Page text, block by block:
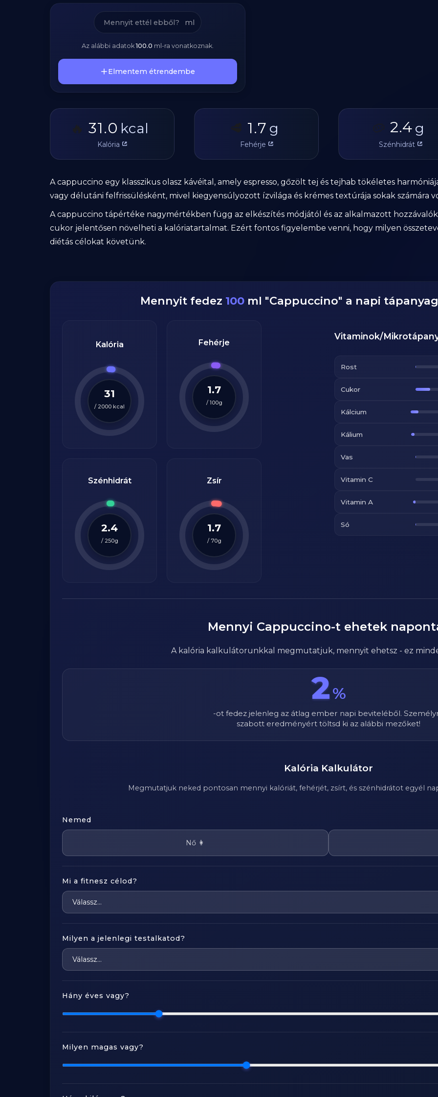
ml
Az alábbi adatok100.0 ml -ra vonatkoznak.
Elmentem étrendembe
🔥 31.0 kcal
Kalória
🥩 1.7 g
Fehérje
🥔 2.4 g
Szénhidrát
A cappuccino egy klasszikus olasz kávéital, amely espresso, gőzölt tej és tejhab tökéletes
vagy délutáni felfrissülésként, mivel kiegyensúlyozott ízvilága és krémes textúrája sokak számára
A cappuccino tápértéke nagymértékben függ az elkészítés módjától és az alkalmazott
cukor jelentősen növelheti a kalóriatartalmat. Ezért fontos figyelembe venni, hogy milyen
diétás célokat követünk.
Mennyit fedez 100 ml "Cappuccino" a napi
Kalória
31
/ 2000 kcal
Fehérje
1.7
/100g
Szénhidrát
2.4
/ 250g
Zsír
1.7
/70g
Vitaminok/
Rost
Cukor
Kálcium
Kálium
Vas
Vitamin C
Vitamin A
Só
Mennyi Cappuccino-t ehetek
A kalória kalkulátorunkkal megmutatjuk, mennyit ehetsz - ez
2%
-ot fedez jelenleg az átlag ember napi beviteléből.
szabott eredményért töltsd ki az alábbi mezőket!
Kalória Kalkulátor
Megmutatjuk neked pontosan mennyi kalóriát, fehérjét, zsírt, és szénhidrátot egyél
Nemed
Nő 👩
Mi a fitnesz célod?
Milyen a jelenlegi testalkatod?
Hány éves vagy?
Milyen magas vagy?